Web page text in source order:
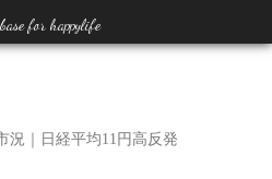
for happylife
況｜日経平均11円高反発